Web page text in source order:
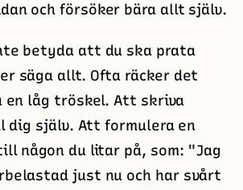
och försöker bära allt själv.
betyda att du ska prata
säga allt. Ofta räcker det
låg tröskel. Att skriva
dig själv. Att formulera en
någon du litar på, som: "Jag
just nu och har svårt